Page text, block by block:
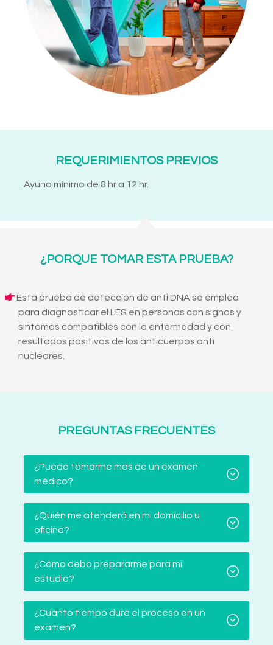
REQUERIMIENTOS PREVIOS
Ayuno mínimo de 8 hr a 12 hr.
¿PORQUE TOMAR ESTA PRUEBA?
Esta prueba de detección de anti DNA se emplea
para diagnosticar el LES en personas con signos y
síntomas compatibles con la enfermedad y con
resultados positivos de los anticuerpos anti
nucleares.
PREGUNTAS FRECUENTES
¿Puedo tomarme más de un examen
médico?
¿Quién me atenderá en mi domicilio u
oficina?
¿Cómo debo prepararme para mi
estudio?
¿Cuánto tiempo dura el proceso en un
examen?